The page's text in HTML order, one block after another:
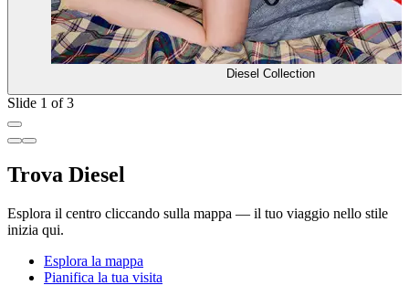
Diesel Collection
Slide 1 of 3
Trova Diesel
Esplora il centro cliccando sulla mappa — il tuo viaggio nello stile
inizia qui.
Esplora la mappa
Pianifica la tua visita